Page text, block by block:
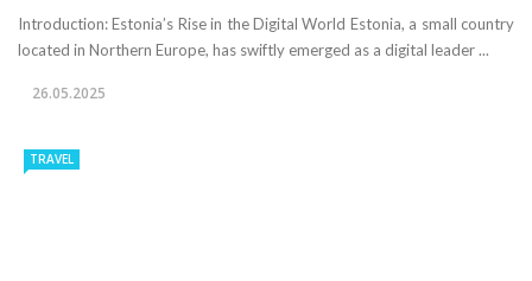
Introduction: Estonia’s Rise in the Digital World Estonia, a small country
located in Northern Europe, has swiftly emerged as a digital leader ...
26.05.2025
TRAVEL